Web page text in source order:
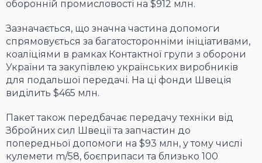
оборонній промисловості на $912 млн.
Зазначається, що значна частина допомоги
спрямовується за багатосторонніми ініціативами,
коаліціями в рамках Контактної групи з оборони
України та закупівлею українських виробників
для подальшої передачі. На ці фонди Швеція
виділить $465 млн.
Пакет також передбачає передачу техніки від
Збройних сил Швеції та запчастин до
попередньої допомоги на $93 млн, у тому числі
кулемети m/58, боєприпаси та близько 100